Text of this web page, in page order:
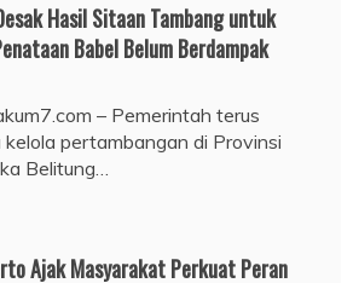
Hasil Sitaan Tambang untuk
Babel Belum Berdampak
– Pemerintah terus
pertambangan di Provinsi
Belitung…
Ajak Masyarakat Perkuat Peran